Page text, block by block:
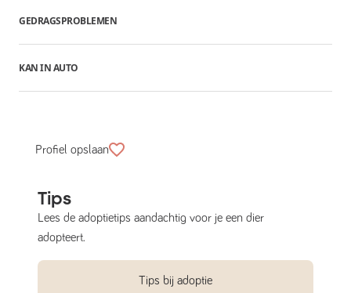
GEDRAGSPROBLEMEN
KAN IN AUTO
Profiel opslaan
Tips
Lees de adoptietips aandachtig voor je een dier
adopteert.
Tips bij adoptie